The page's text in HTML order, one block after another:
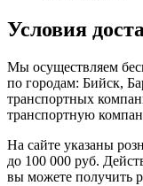
Условия
Мы осуществляем
по городам: Бийск,
транспортных
транспортную
На сайте указаны
до 100 000 руб.
вы можете получить